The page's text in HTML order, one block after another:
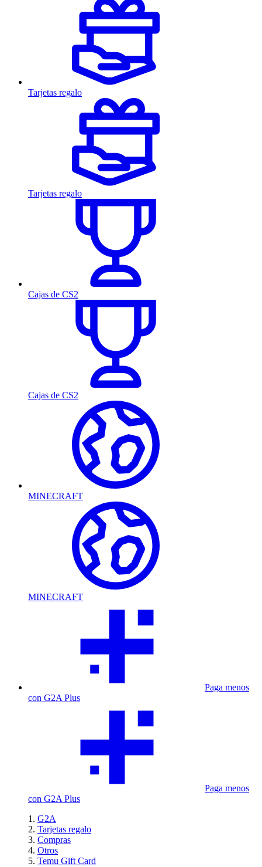
Tarjetas regalo
Tarjetas regalo
Cajas de CS2
Cajas de CS2
MINECRAFT
MINECRAFT
Paga menos
con G2A Plus
Paga menos
con G2A Plus
G2A
Tarjetas regalo
Compras
Otros
Temu Gift Card